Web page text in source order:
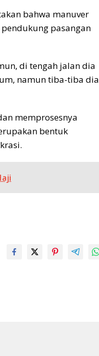
bahwa manuver
pasangan
di tengah jalan dia
namun tiba-tiba dia
memprosesnya
bentuk